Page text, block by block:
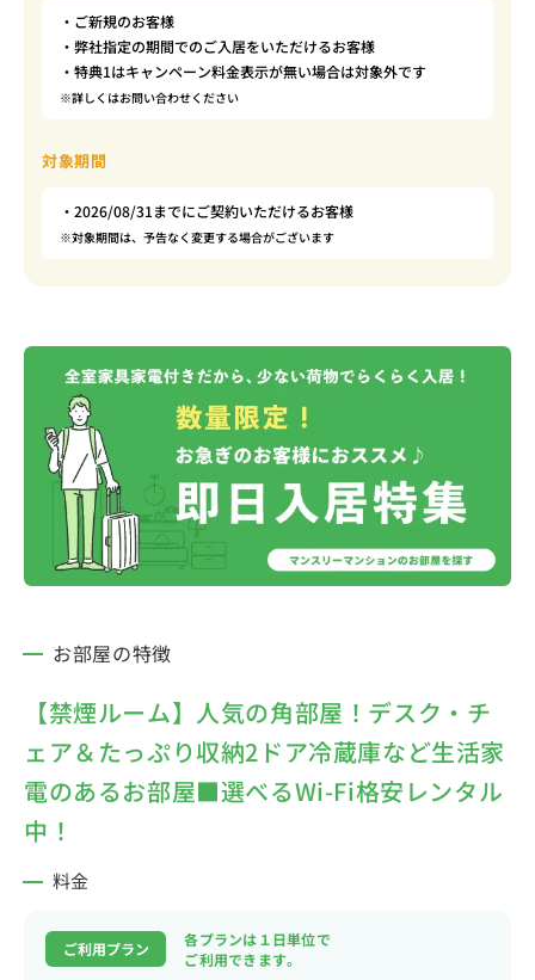
・ご新規のお客様
・弊社指定の期間でのご入居をいただけるお客様
・特典1はキャンペーン料金表示が無い場合は対象外です
※詳しくはお問い合わせください
対象期間
・2026/08/31までにご契約いただけるお客様
※対象期間は、予告なく変更する場合がございます
お部屋の特徴
【禁煙ルーム】人気の角部屋！デスク・チ
ェア＆たっぷり収納2ドア冷蔵庫など生活家
電のあるお部屋■選べるWi-Fi格安レンタル
中！
料金
ご利用プラン
各プランは１日単位で
ご利用できます。